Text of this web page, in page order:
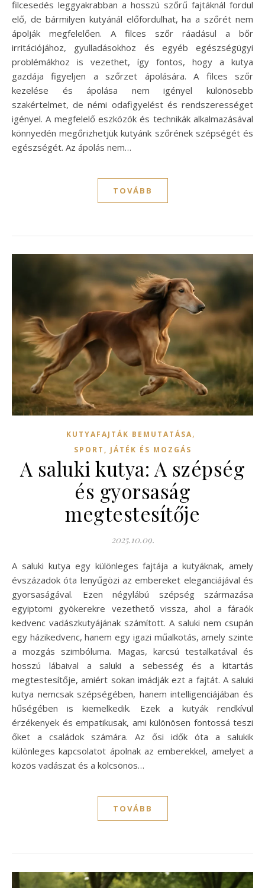
filcesedés leggyakrabban a hosszú szőrű fajtáknál fordul
elő, de bármilyen kutyánál előfordulhat, ha a szőrét nem
ápolják megfelelően. A filces szőr ráadásul a bőr
irritációjához, gyulladásokhoz és egyéb egészségügyi
problémákhoz is vezethet, így fontos, hogy a kutya
gazdája figyeljen a szőrzet ápolására. A filces szőr
kezelése és ápolása nem igényel különösebb
szakértelmet, de némi odafigyelést és rendszerességet
igényel. A megfelelő eszközök és technikák alkalmazásával
könnyedén megőrizhetjük kutyánk szőrének szépségét és
egészségét. Az ápolás nem…
TOVÁBB
KUTYAFAJTÁK BEMUTATÁSA,
SPORT, JÁTÉK ÉS MOZGÁS
A saluki kutya: A szépség
és gyorsaság
megtestesítője
2025.10.09.
A saluki kutya egy különleges fajtája a kutyáknak, amely
évszázadok óta lenyűgözi az embereket eleganciájával és
gyorsaságával. Ezen négylábú szépség származása
egyiptomi gyökerekre vezethető vissza, ahol a fáraók
kedvenc vadászkutyájának számított. A saluki nem csupán
egy házikedvenc, hanem egy igazi műalkotás, amely szinte
a mozgás szimbóluma. Magas, karcsú testalkatával és
hosszú lábaival a saluki a sebesség és a kitartás
megtestesítője, amiért sokan imádják ezt a fajtát. A saluki
kutya nemcsak szépségében, hanem intelligenciájában és
hűségében is kiemelkedik. Ezek a kutyák rendkívül
érzékenyek és empatikusak, ami különösen fontossá teszi
őket a családok számára. Az ősi idők óta a salukik
különleges kapcsolatot ápolnak az emberekkel, amelyet a
közös vadászat és a kölcsönös…
TOVÁBB